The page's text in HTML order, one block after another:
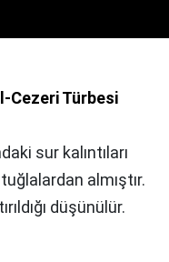
Cezeri Türbesi
sur kalıntıları
almıştır.
düşünülür.